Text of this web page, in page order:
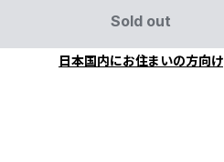
Sold out
日本国内にお住まいの方向け